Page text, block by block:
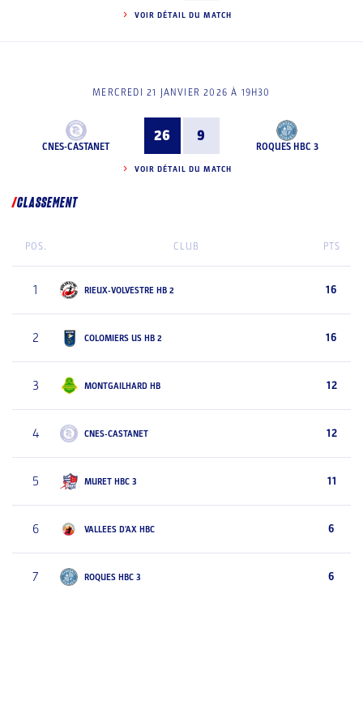
VOIR DÉTAIL DU MATCH
MERCREDI 21 JANVIER 2026 À 19H30
CNES-CASTANET
26 9
ROQUES HBC 3
VOIR DÉTAIL DU MATCH
CLASSEMENT
POS. CLUB PTS
1 RIEUX-VOLVESTRE HB 2 16
2 COLOMIERS US HB 2 16
3 MONTGAILHARD HB 12
4 CNES-CASTANET 12
5 MURET HBC 3 11
6 VALLEES D'AX HBC 6
7 ROQUES HBC 3 6